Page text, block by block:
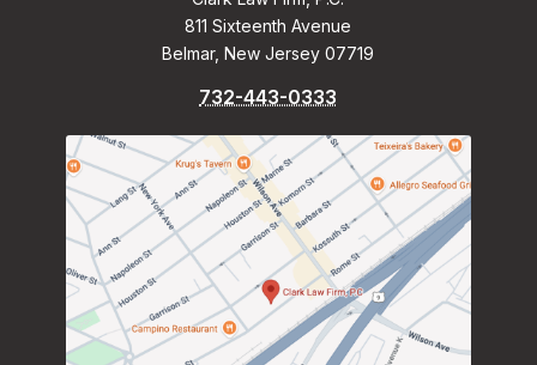
811 Sixteenth Avenue
Belmar, New Jersey 07719
732-443-0333